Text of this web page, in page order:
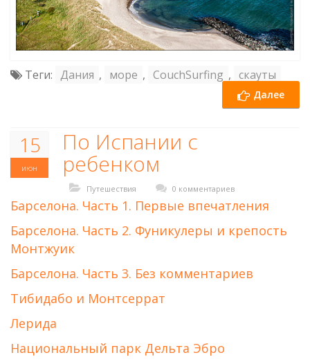
Теги: Дания , море , CouchSurfing , скауты
Далее
15
июн
По Испании с
ребенком
Путешествия 0 комментариев
Барселона. Часть 1. Первые впечатления
Барселона. Часть 2. Фуникулеры и крепость
Монтжуик
Барселона. Часть 3. Без комментариев
Тибидабо и Монтсеррат
Лерида
Национальный парк Дельта Эбро